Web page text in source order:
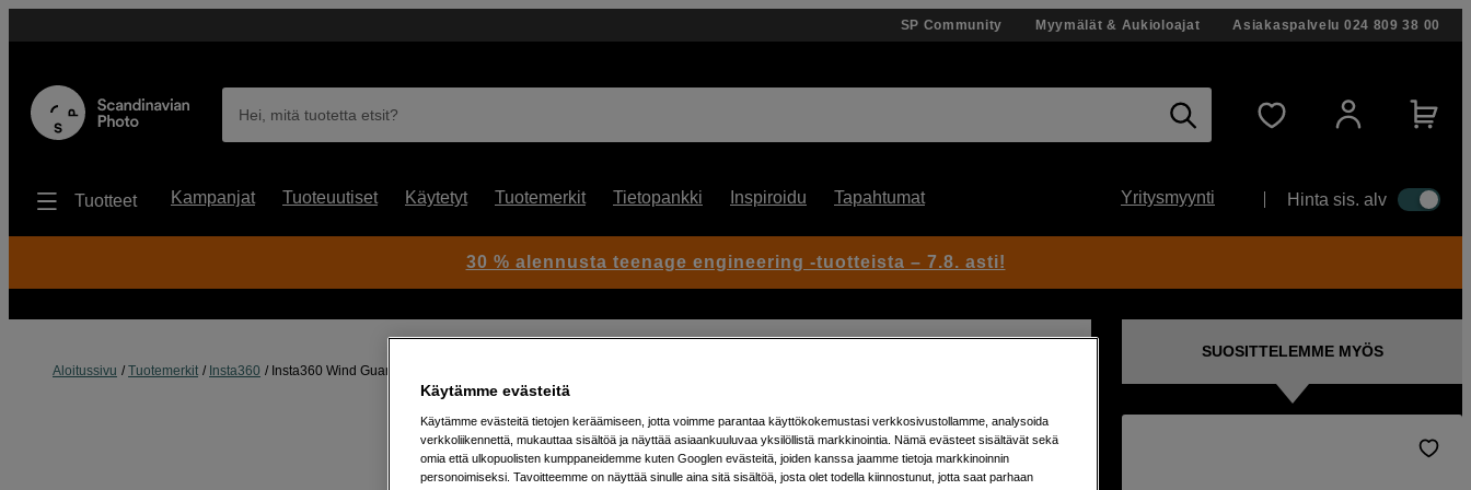
SP Community Myymälät & Aukioloajat Asiakaspalvelu 024 809 38 00
Hei, mitä tuotetta etsit?
Tuotteet Kampanjat Tuoteuutiset Käytetyt Tuotemerkit Tietopankki Inspiroidu Tapahtumat Yritysmyynti Hinta sis. alv
Aloitussivu Tuotemerkit Insta360 Insta360 Wind Guard for Luna Ultra (White)
Artikkeli: 1106616
Tuulisuoja Luna Ultraan parempaa
SUOSITTELEMME MYÖS
30 % alennusta teenage engineering -tuotteista – 7.8. asti!
Käytämme evästeitä
Käytämme evästeitä tietojen keräämiseen, jotta voimme parantaa käyttökokemustasi verkkosivustollamme, analysoida
verkkoliikennettä, mukauttaa sisältöä ja näyttää asiaankuuluvaa yksilöllistä markkinointia. Nämä evästeet sisältävät sekä
omia että ulkopuolisten kumppaneidemme kuten Googlen evästeitä, joiden kanssa jaamme tietoja markkinoinnin
personoimiseksi. Tavoitteemme on näyttää sinulle aina sitä sisältöä, josta olet todella kiinnostunut, jotta saat parhaan